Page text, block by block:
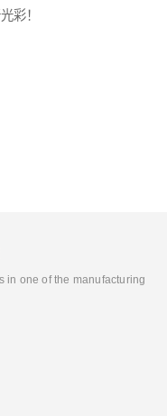
彩！
in one of the manufacturing